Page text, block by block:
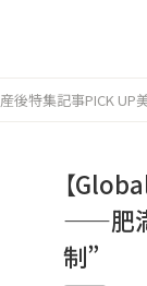
産後特集記事PICK UP
【
——肥満
制”